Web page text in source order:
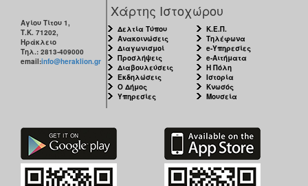
Αγίου Τίτου 1,
Τ.Κ. 71202,
Ηράκλειο
Τηλ.: 2813-409000
email:info@heraklion.gr
Χάρτης Ιστοχώρου
Δελτία Τύπου
Ανακοινώσεις
Διαγωνισμοί
Προσλήψεις
Διαβουλεύσεις
Εκδηλώσεις
Ο Δήμος
Υπηρεσίες
Κ.Ε.Π.
Τηλέφωνα
e-Υπηρεσίες
e-Αιτήματα
Η Πόλη
Ιστορία
Κνωσός
Μουσεία